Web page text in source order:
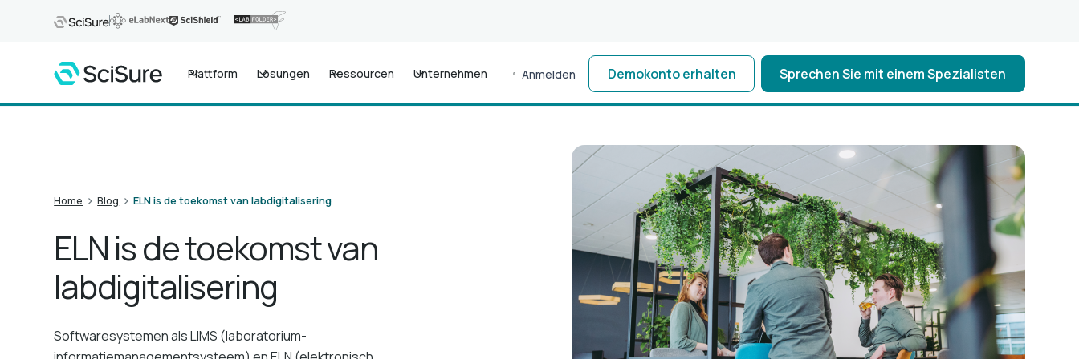
Plattform Lösungen Ressourcen Unternehmen Anmelden Demokonto erhalten Sprechen Sie mit einem Spezialisten
Home > Blog > ELN is de toekomst van labdigitalisering
ELN is de toekomst van
labdigitalisering
Softwaresystemen als LIMS (laboratorium-